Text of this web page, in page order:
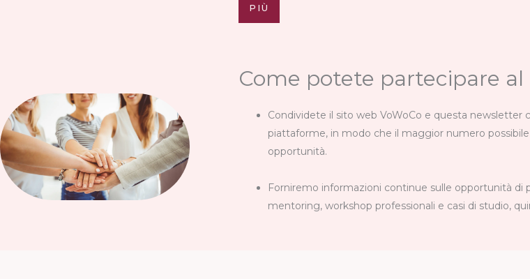
PIÙ
Come potete partecipare
Condividete il sito web VoWoCo e questa newsletter
piattaforme, in modo che il maggior numero
opportunità.
Forniremo informazioni continue sulle opportunità di
mentoring, workshop professionali e casi di studio,